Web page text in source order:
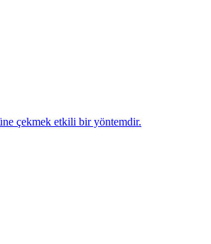
çekmek etkili bir yöntemdir.